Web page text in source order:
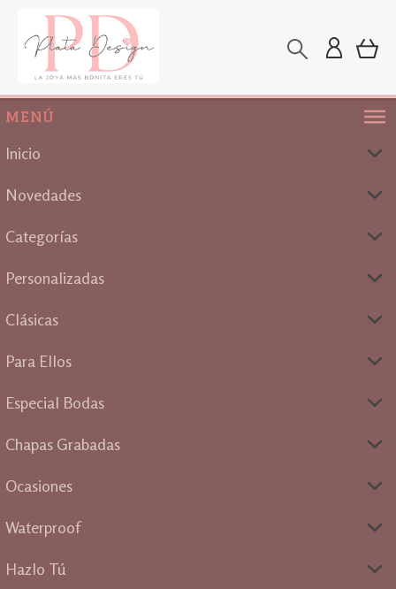
MENÚ
Inicio
Novedades
Categorías
Personalizadas
Clásicas
Para Ellos
Especial Bodas
Chapas Grabadas
Ocasiones
Waterproof
Hazlo Tú